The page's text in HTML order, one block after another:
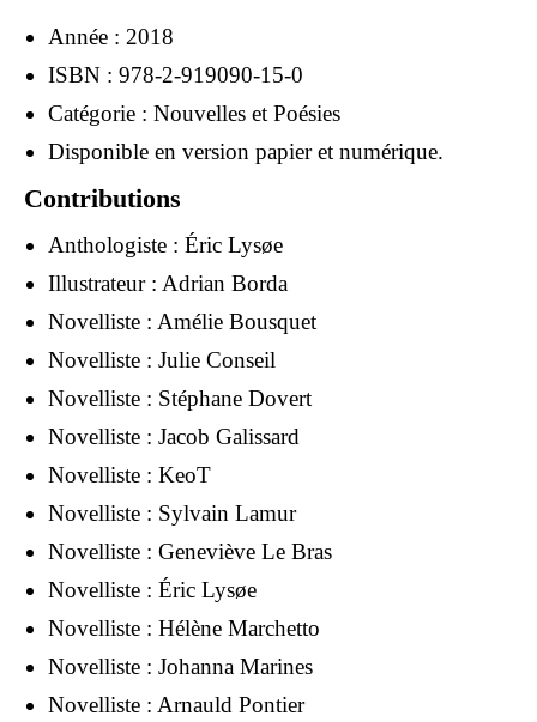
Année : 2018
ISBN : 978-2-919090-15-0
Catégorie : Nouvelles et Poésies
Disponible en version papier et numérique.
Contributions
Anthologiste : Éric Lysøe
Illustrateur : Adrian Borda
Novelliste : Amélie Bousquet
Novelliste : Julie Conseil
Novelliste : Stéphane Dovert
Novelliste : Jacob Galissard
Novelliste : KeoT
Novelliste : Sylvain Lamur
Novelliste : Geneviève Le Bras
Novelliste : Éric Lysøe
Novelliste : Hélène Marchetto
Novelliste : Johanna Marines
Novelliste : Arnauld Pontier